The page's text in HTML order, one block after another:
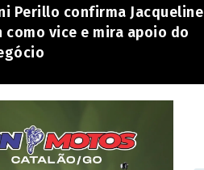
Perillo confirma Jacqueline
como vice e mira apoio do